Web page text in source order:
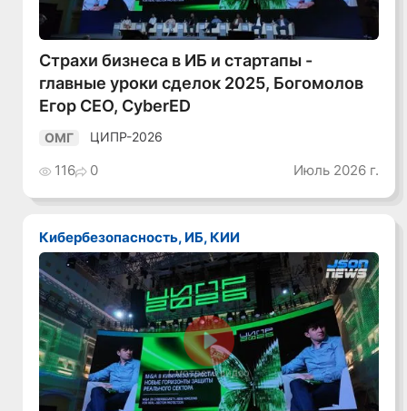
Страхи бизнеса в ИБ и стартапы -
главные уроки сделок 2025, Богомолов
Егор CEO, CyberED
ОМГ ЦИПР-2026
116 0 Июль 2026 г.
Кибербезопасность, ИБ, КИИ
Смотреть видео